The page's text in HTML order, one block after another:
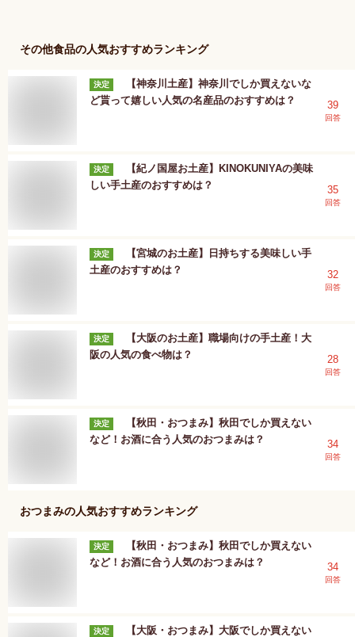
その他食品の人気おすすめランキング
決定
【神奈川土産】神奈川でしか買えないな
ど貰って嬉しい人気の名産品のおすすめは？
39
回答
決定
【紀ノ国屋お土産】KINOKUNIYAの美味
しい手土産のおすすめは？
35
回答
決定
【宮城のお土産】日持ちする美味しい手
土産のおすすめは？
32
回答
決定
【大阪のお土産】職場向けの手土産！大
阪の人気の食べ物は？
28
回答
決定
【秋田・おつまみ】秋田でしか買えない
など！お酒に合う人気のおつまみは？
34
回答
おつまみの人気おすすめランキング
決定
【秋田・おつまみ】秋田でしか買えない
など！お酒に合う人気のおつまみは？
34
回答
決定
【大阪・おつまみ】大阪でしか買えない